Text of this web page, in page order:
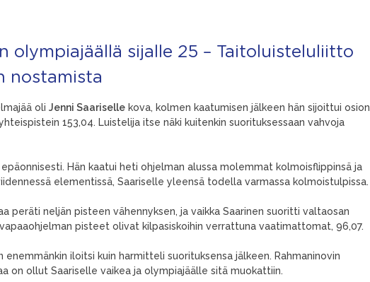
olympiajäällä sijalle 25 – Taitoluisteluliitto
nostamista
oli Jenni Saariselle kova, kolmen kaatumisen jälkeen hän sijoittui osion
153,04. Luistelija itse näki kuitenkin suorituksessaan vahvoja
Hän kaatui heti ohjelman alussa molemmat kolmoisflippinsä ja
elementissä, Saariselle yleensä todella varmassa kolmoistulpissa.
peräti neljän pisteen vähennyksen, ja vaikka Saarinen suoritti valtaosan
pisteet olivat kilpasiskoihin verrattuna vaatimattomat, 96,07.
iloitsi kuin harmitteli suorituksensa jälkeen. Rahmaninovin
on ollut Saariselle vaikea ja olympiajäälle sitä muokattiin.